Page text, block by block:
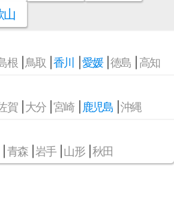
山
根 鳥取 香川 愛媛 徳島 高知
賀 大分 宮崎 鹿児島 沖縄
青森 岩手 山形 秋田